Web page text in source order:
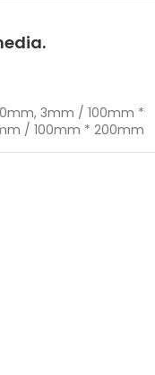
.
, 3mm / 100mm *
/ 100mm * 200mm